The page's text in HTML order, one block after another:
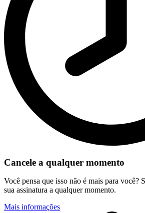
Cancele a qualquer momento
Você pensa que isso não é mais para você?
sua assinatura a qualquer momento.
Mais informações